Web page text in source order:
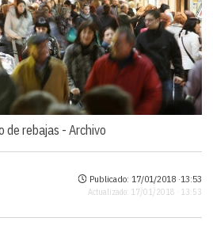
de rebajas -Archivo
Publicado: 17/01/2018 ·13:53
Actualizado: 17/01/2018 · 13:53